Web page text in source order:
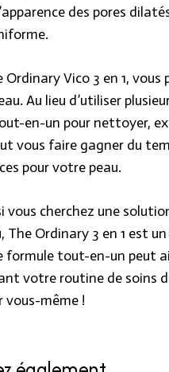
des pores
Vico 3 en 1,
Au lieu d’utiliser
en-un pour nettoyer,
vous faire gagner du
pour votre peau.
vous cherchez une
The Ordinary 3 en 1 est
tout-en-un peut
votre routine de soins
vous-même !